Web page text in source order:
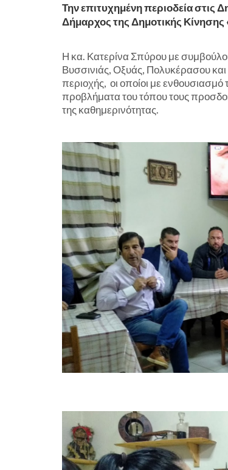
Την επιτυχημένη περιοδεία στις
Δήμαρχος της Δημοτικής Κίνησης
Η κα. Κατερίνα Σπύρου με
Βυσσινιάς, Οξυάς, Πολυκέρασου και
περιοχής, οι οποίοι με
προβλήματα του τόπου τους
της καθημερινότητας.